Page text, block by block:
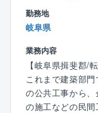
◎業界随一の学べ
研修や勉強会を積
によって研修内容
の知識を身に付け
また、現場で必
も推奨しており
ができ、更に会
勤務地
岐阜県
業務内容
【岐阜県揖斐郡/
これまで建築部
の公共工事から
の施工などの民